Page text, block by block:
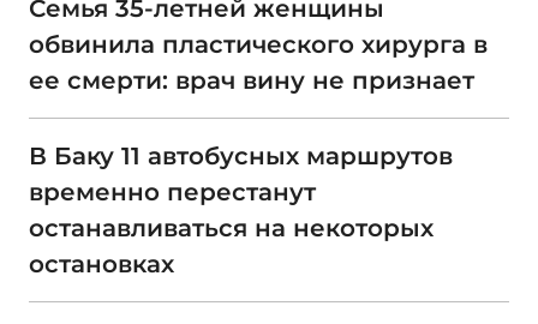
Семья 35-летней женщины
обвинила пластического хирурга в
ее смерти: врач вину не признает
В Баку 11 автобусных маршрутов
временно перестанут
останавливаться на некоторых
остановках